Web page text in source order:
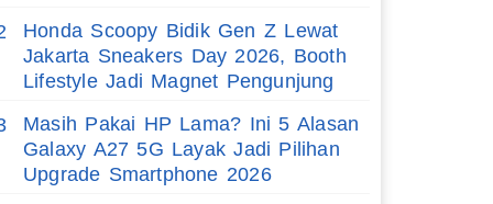
Honda Scoopy Bidik Gen Z Lewat
Jakarta Sneakers Day 2026, Booth
Lifestyle Jadi Magnet Pengunjung
Masih Pakai HP Lama? Ini 5 Alasan
Galaxy A27 5G Layak Jadi Pilihan
Upgrade Smartphone 2026